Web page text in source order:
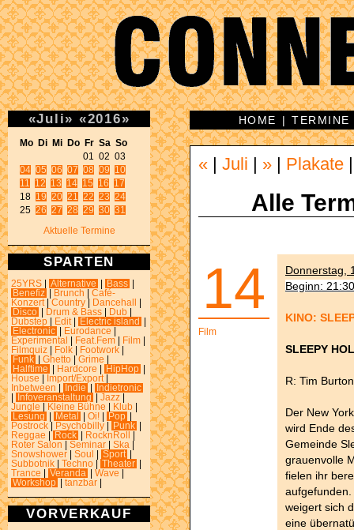
«Juli» «2016»
Mo Di Mi Do Fr Sa So
04 05 06 07 08 09
10
11
12 13 14 15 16
17
18 19 20 21 22 23 24
25 26 27 28 29 30 31
Aktuelle Termine
SPARTEN
25YRS Alternative Bass
Benefiz
Brunch
Café-
Konzert
Country Dancehall
Disco
Drum & Bass Dub
Dubstep
Edit Electric island
Electronic
Eurodance
Experimental
Feat.Fem Film
Filmquiz
Folk Footwork
Funk
Ghetto Grime
Halftime
Hardcore HipHop
House
Import/Export
Inbetween
Indie
Indietronic
Infoveranstaltung Jazz
Jungle
Kleine Bühne Klub
Lesung
Metal Oi! Pop
Postrock
Psychobilly Punk
Reggae
Rock RocknRoll
Roter Salon
Seminar Ska
Snowshower
Soul Sport
Subbotnik
Techno Theater
Trance
Veranda Wave
Workshop
tanzbar
VORVERKAUF
HOME |TERMINE
« Juli » Plakate
Alle
14
Film
Donnerstag,
Beginn:
KINO:
SLEEPY
R: Tim
Der New
wird Ende
Gemeinde
grauenvolle
fielen ihr
weigert sich
eine